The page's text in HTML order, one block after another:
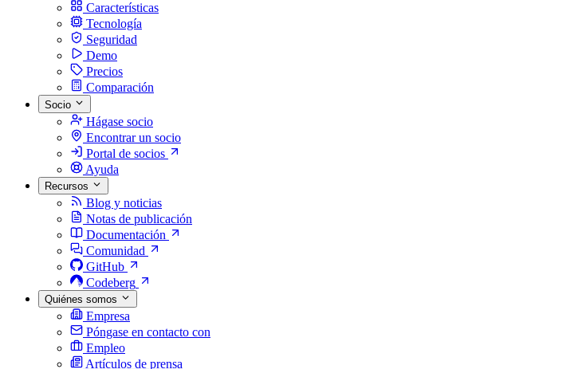
Características
Tecnología
Seguridad
Demo
Precios
Comparación
Socio
Hágase socio
Encontrar un socio
Portal de socios
Ayuda
Recursos
Blog y noticias
Notas de publicación
Documentación
Comunidad
GitHub
Codeberg
Quiénes somos
Empresa
Póngase en contacto con
Empleo
Artículos de prensa